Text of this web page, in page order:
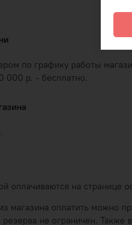
по графику работы
000 р. - бесплатно.
оплачиваются на
магазина оплатить можно
не ограничен. Также